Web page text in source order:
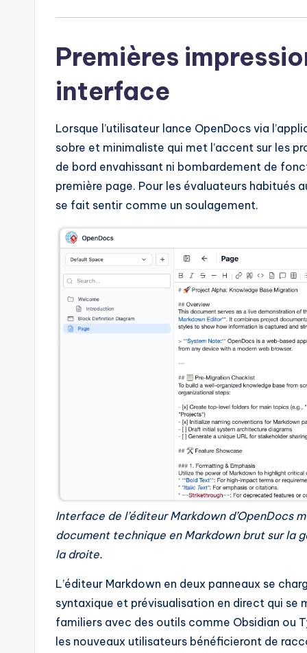
tr
Premières
interface
Lorsque l’utilisateur lance OpenDocs via
sobre et minimaliste qui met l’accent sur les
de bord envahissant ni bombardement de
première page. Pour les évaluateurs habitués
se fait sentir comme un soulagement.
Interface de l’éditeur Markdown d’OpenDocs
document technique en Markdown brut sur la
la droite.
L’éditeur Markdown en deux panneaux se
syntaxique et prévisualisation en direct qui se
familiers avec des outils comme Obsidian ou
les nouveaux utilisateurs bénéficieront de